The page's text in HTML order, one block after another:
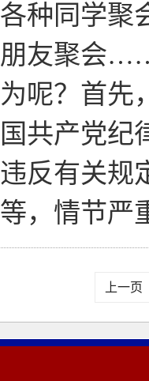
各种同学聚
朋友聚会
为呢？首先
国共产党纪
违反有关规
等，情节严
上一页